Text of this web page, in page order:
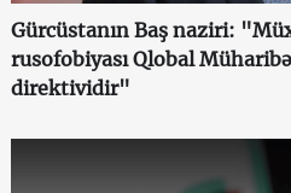
Gürcüstanın Baş naziri:
rusofobiyası Qlobal
direktividir"